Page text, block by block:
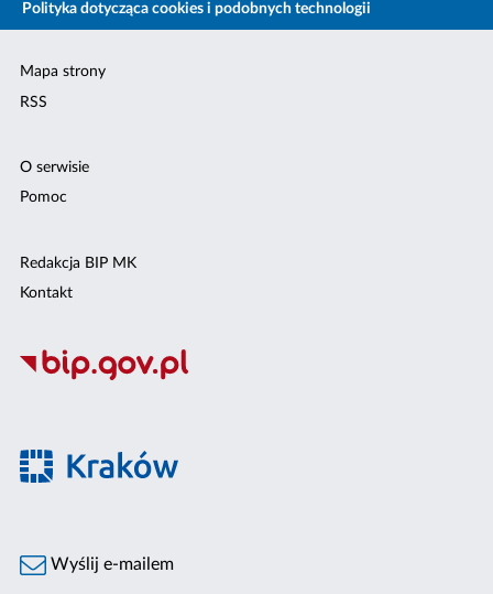
Polityka dotycząca cookies i podobnych technologii
Mapa strony
RSS
O serwisie
Pomoc
Redakcja BIP MK
Kontakt
Wyślij e-mailem